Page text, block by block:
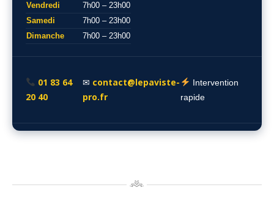
Vendredi
7h00 – 23h00
Samedi
7h00 – 23h00
Dimanche
7h00 – 23h00
01 83 64
20 40
✉ contact@lepaviste-
pro.fr
Intervention
rapide